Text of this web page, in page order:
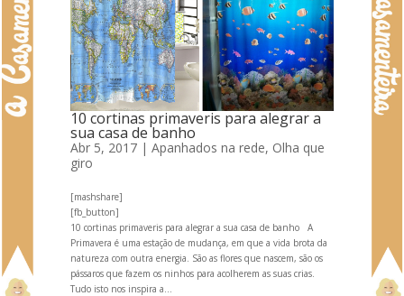
10 cortinas primaveris para alegrar a
sua casa de banho
Abr 5, 2017| Apanhados na rede, Olha que
giro
[mashshare]
[fb_button]
10 cortinas primaveris para alegrar a sua casa de banho A
Primavera é uma estação de mudança, em que a vida brota da
natureza com outra energia. São as flores que nascem, são os
pássaros que fazem os ninhos para acolherem as suas crias.
Tudo isto nos inspira a...